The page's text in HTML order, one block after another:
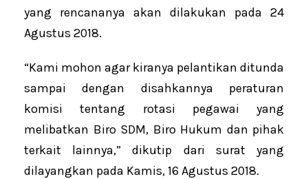
yang rencananya akan dilakukan pada 24
Agustus 2018.
“Kami mohon agar kiranya pelantikan ditunda
sampai dengan disahkannya peraturan
komisi tentang rotasi pegawai yang
melibatkan Biro SDM, Biro Hukum dan pihak
terkait lainnya,” dikutip dari surat yang
dilayangkan pada Kamis, 16 Agustus 2018.